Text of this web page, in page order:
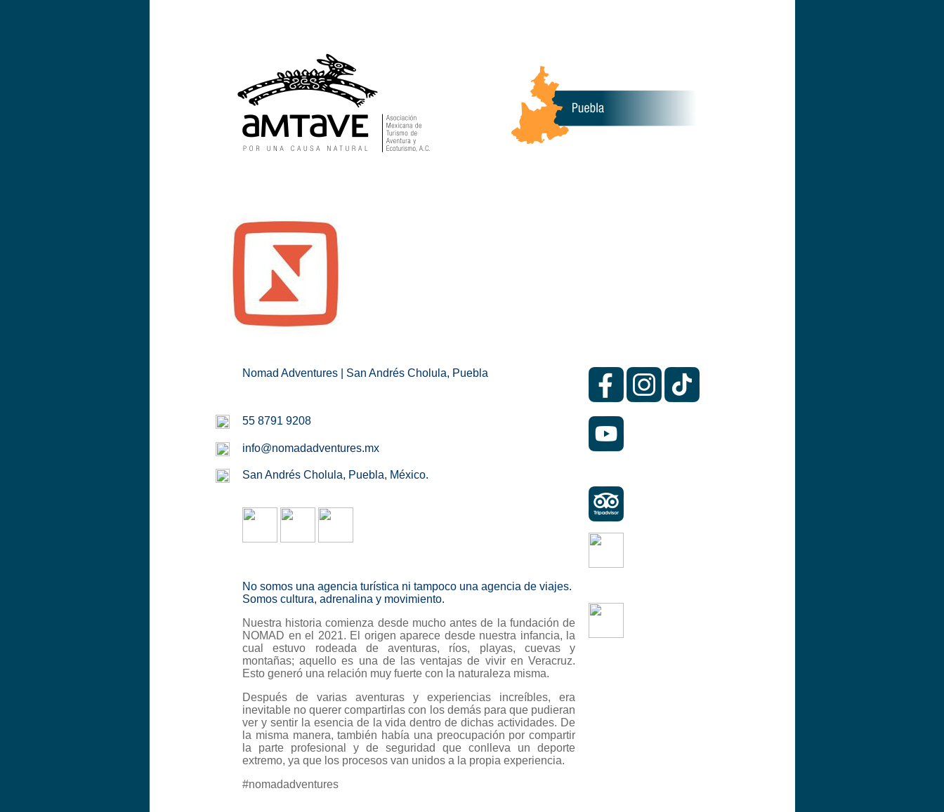
Nomad Adventures | San Andrés Cholula, Puebla
55 8791 9208
info@nomadadventures.mx
San Andrés Cholula, Puebla, México.
No somos una agencia turística ni tampoco una agencia de viajes.
Somos cultura, adrenalina y movimiento.
Nuestra historia comienza desde mucho antes de la fundación de
NOMAD en el 2021. El origen aparece desde nuestra infancia, la
cual estuvo rodeada de aventuras, ríos, playas, cuevas y
montañas; aquello es una de las ventajas de vivir en Veracruz.
Esto generó una relación muy fuerte con la naturaleza misma.
Después de varias aventuras y experiencias increíbles, era
inevitable no querer compartirlas con los demás para que pudieran
ver y sentir la esencia de la vida dentro de dichas actividades. De
la misma manera, también había una preocupación por compartir
la parte profesional y de seguridad que conlleva un deporte
extremo, ya que los procesos van unidos a la propia experiencia.
#nomadadventures